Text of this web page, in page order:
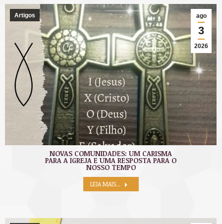
ago
3
2026
Artigos
NOVAS COMUNIDADES: UM CARISMA
PARA A IGREJA E UMA RESPOSTA PARA O
NOSSO TEMPO
LEIA MAIS...